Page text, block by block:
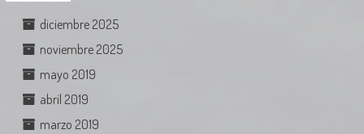
diciembre 2025
noviembre 2025
mayo 2019
abril 2019
marzo 2019